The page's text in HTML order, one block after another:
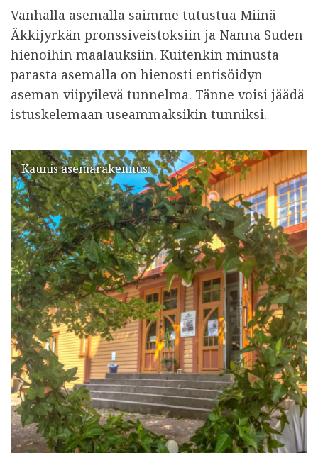
Vanhalla asemalla saimme tutustua Miinä
Äkkijyrkän pronssiveistoksiin ja Nanna Suden
hienoihin maalauksiin. Kuitenkin minusta
parasta asemalla on hienosti entisöidyn
aseman viipyilevä tunnelma. Tänne voisi jäädä
istuskelemaan useammaksikin tunniksi.
Kaunis asemarakennus.